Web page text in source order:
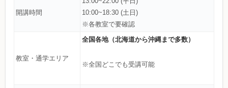
開講時間
10:00~18:30 (土日)
※各教室で要確認
教室・通学エリア
全国各地（北海道から沖縄まで多数）
※全国どこでも受講可能